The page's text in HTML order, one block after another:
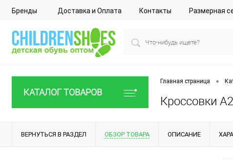
Бренды Доставка и Оплата Контакты Размерная
КАТАЛОГ ТОВАРОВ
Главная страница •
Кроссовки
ВЕРНУТЬСЯ В РАЗДЕЛ ОБЗОР ТОВАРА ОПИСАНИЕ